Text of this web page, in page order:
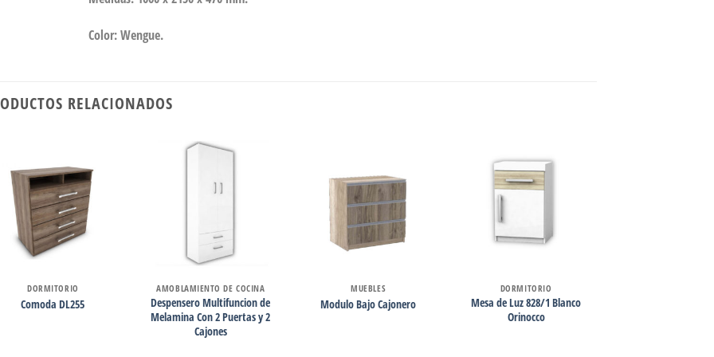
Color: Wengue.
RELACIONADOS
DORMITORIO
Comoda DL255
AMOBLAMIENTO DE COCINA
Despensero Multifuncion de
Melamina Con 2 Puertas y 2
Cajones
MUEBLES
Modulo Bajo Cajonero
DORMITORIO
Mesa de Luz 828/1 Blanco
Orinocco